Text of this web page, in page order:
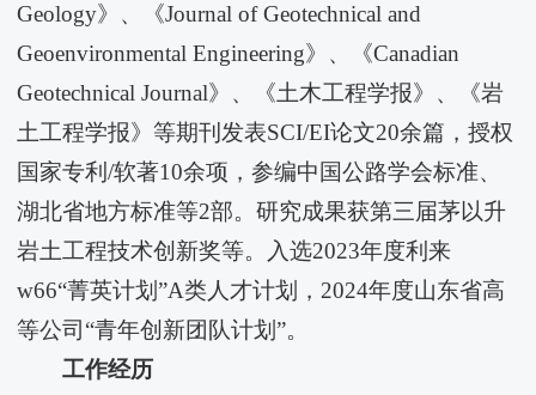
Geology》、《Journal of Geotechnical and
Geoenvironmental Engineering》、《Canadian
Geotechnical Journal》、《土木工程学报》、《岩
土工程学报》等期刊发表SCI/EI论文20余篇，授权
国家专利/软著10余项，参编中国公路学会标准、
湖北省地方标准等2部。研究成果获第三届茅以升
岩土工程技术创新奖等。入选2023年度利来
w66“菁英计划”A类人才计划，2024年度山东省高
等公司“青年创新团队计划”。
工作经历